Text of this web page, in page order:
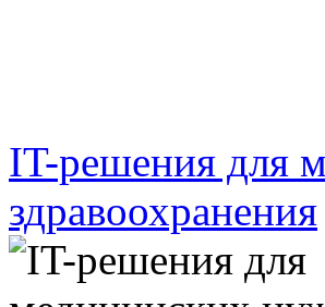
IT-решения для
здравоохранения